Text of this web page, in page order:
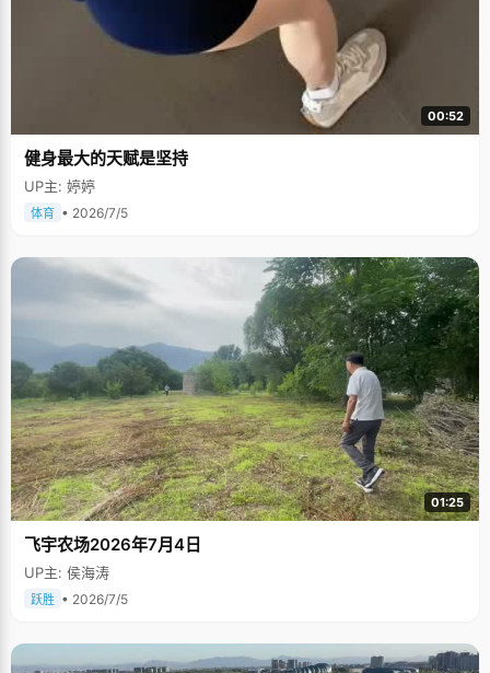
00:52
健身最大的天赋是坚持
UP主: 婷婷
体育 • 2026/7/5
01:25
飞宇农场2026年7月4日
UP主: 侯海涛
跃胜 • 2026/7/5